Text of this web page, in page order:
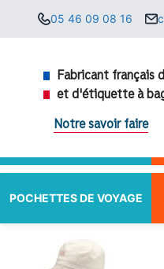
05 46 09 08 16
Fabricant français
et d'étiquette à
Notre savoir faire
POCHETTES DE VOYAGE